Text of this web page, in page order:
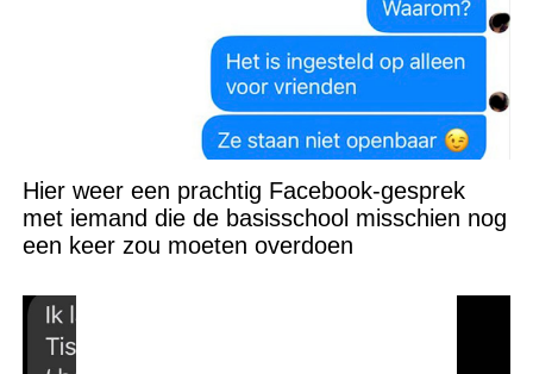
Hier weer een prachtig Facebook-gesprek
met iemand die de basisschool misschien nog
een keer zou moeten overdoen